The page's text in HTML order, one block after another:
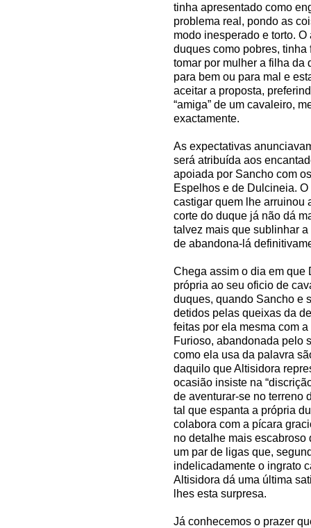
tinha apresentado como
problema real, pondo as
modo inesperado e torto.
duques como pobres,
tomar por mulher a filha da
para bem ou para mal e
aceitar a proposta,
“amiga” de um cavaleiro,
exactamente.
As expectativas
será atribuída aos
apoiada por Sancho com
Espelhos e de Dulcineia.
castigar quem lhe arruinou
corte do duque já não dá
talvez mais que sublinhar
de abandona-lá
Chega assim o dia em que
própria ao seu oficio de
duques, quando Sancho e
detidos pelas queixas da
feitas por ela mesma com
Furioso, abandonada pelo
como ela usa da palavra
daquilo que Altisidora
ocasião insiste na
de aventurar-se no terreno
tal que espanta a própria
colabora com a pícara
no detalhe mais
um par de ligas que,
indelicadamente o ingrato
Altisidora dá uma última
lhes esta surpresa.
Já conhecemos o prazer